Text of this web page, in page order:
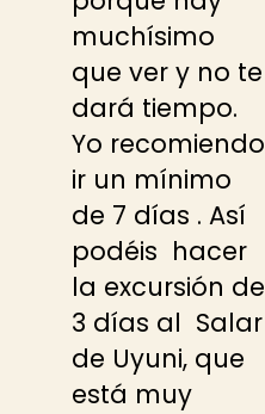
muchísimo
que ver y no te
dará tiempo.
Yo recomiendo
ir un mínimo
de 7 días . Así
podéis hacer
la excursión de
3 días al Salar
de Uyuni, que
está muy